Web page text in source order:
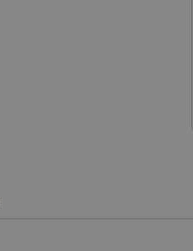
PrestaShop-